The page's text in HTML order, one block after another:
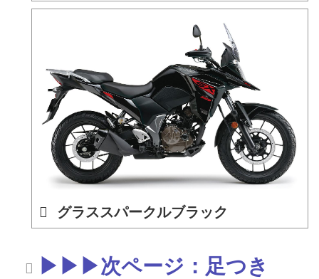
グラススパークルブラック
▶▶▶次ページ：足つき